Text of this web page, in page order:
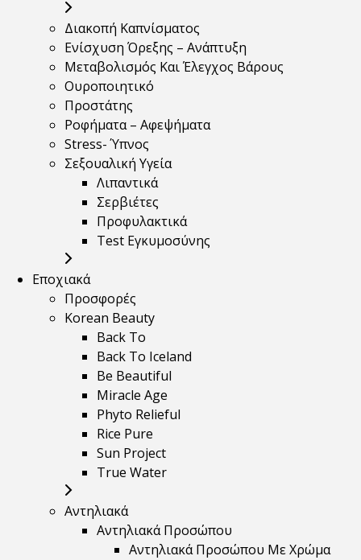
Διακοπή Καπνίσματος
Ενίσχυση Όρεξης – Ανάπτυξη
Μεταβολισμός Και Έλεγχος Βάρους
Ουροποιητικό
Προστάτης
Ροφήματα – Αφεψήματα
Stress- Ύπνος
Σεξουαλική Υγεία
Λιπαντικά
Σερβιέτες
Προφυλακτικά
Test Εγκυμοσύνης
Εποχιακά
Προσφορές
Korean Beauty
Back To
Back To Iceland
Be Beautiful
Miracle Age
Phyto Relieful
Rice Pure
Sun Project
True Water
Αντηλιακά
Αντηλιακά Προσώπου
Αντηλιακά Προσώπου Με Χρώμα